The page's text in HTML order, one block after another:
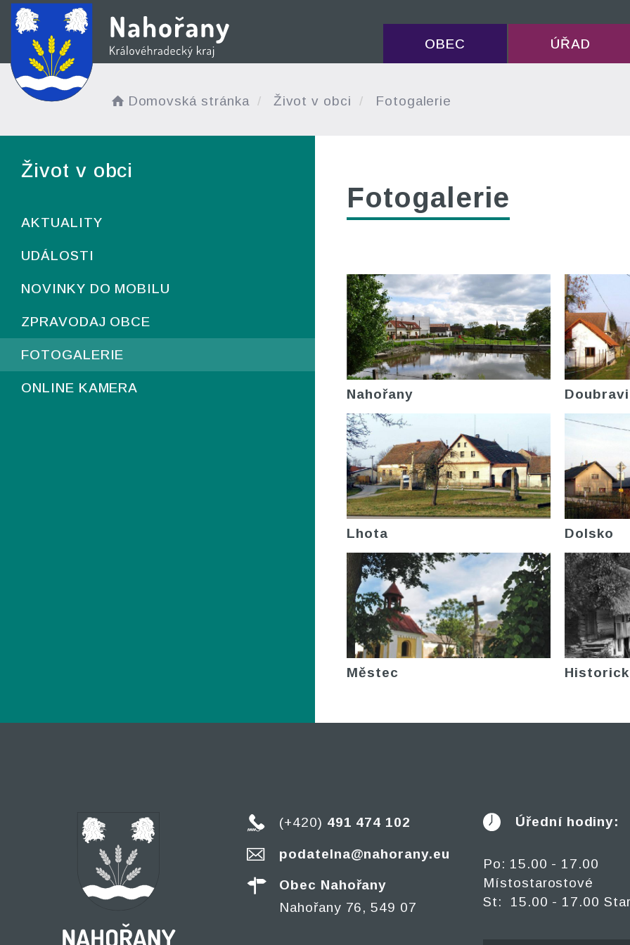
OBEC ÚŘAD
Domovská stránka Život v obci Fotogalerie
Život v obci
AKTUALITY
UDÁLOSTI
NOVINKY DO MOBILU
ZPRAVODAJ OBCE
FOTOGALERIE
ONLINE KAMERA
Fotogalerie
Nahořany
Lhota Dolsko
Městec
(+420) 491 474 102
podatelna@nahorany.eu
Obec Nahořany
Nahořany 76, 549 07
Úřední hodiny:
Po: 15.00 - 17.00
Místostarostové
St: 15.00 - 17.00